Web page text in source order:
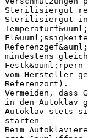
Sterilisiergut
Sterilisiergut in
mindestens
vom Hersteller
Referenzort).
Vermeiden, dass
in den Autoklav
Autoklav stets
starten
Beim